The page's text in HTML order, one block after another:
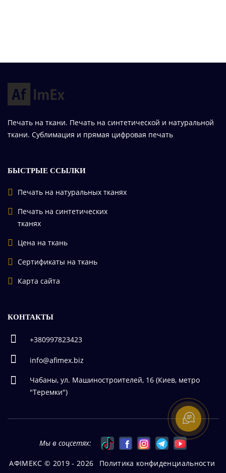
Печать на ткани. Печать на синтетической и натуральной
ткани. Сублимация и прямая цифровая печать
БЫСТРЫЕ ССЫЛКИ
Печать на натуральных тканях
Печать на синтетических
тканях
Цена на ткань
Сертификаты на ткань
Карта сайта
КОНТАКТЫ
+380997823423
info@afimex.biz
Чабаны, ул. Машиностроителей, 16 (Киев, метро
"Теремки")
Мы в соцсетях:
АФІМЕКС © 2019 - 2026
Политика конфиденциальности